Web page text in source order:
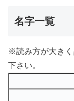
名字一覧
※読み方が大きく
下さい。